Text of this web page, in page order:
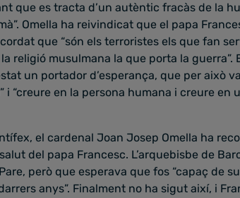
que es tracta d’un autèntic fracàs de la
Omella ha reivindicat que el papa
que “són els terroristes els que fan
religió musulmana la que porta la guerra”.
un portador d’esperança, que per això
i “creure en la persona humana i creure en
el cardenal Joan Josep Omella ha
del papa Francesc. L’arquebisbe de
però que esperava que fos “capaç de
anys”. Finalment no ha sigut així, i